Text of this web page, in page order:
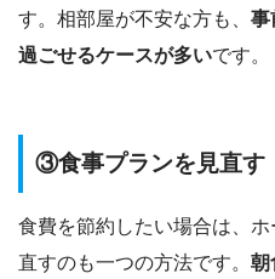
す。相部屋が不安な方も、 事
過ごせるケースが多いです。
③食事プランを見直す
食費を節約したい場合は、
直すのも一つの方法です。 朝